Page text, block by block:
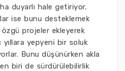
duyarlı hale getiriyor.
ise bunu desteklemek
projeler ekleyerek
yepyeni bir soluk
Bunu düşünürken akla
biri de sürdürülebilirlik